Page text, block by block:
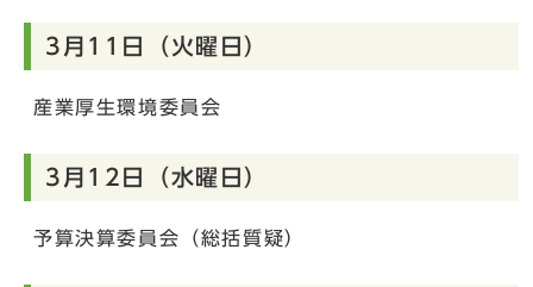
3月11日（火曜日）
産業厚生環境委員会
3月12日（水曜日）
予算決算委員会（総括質疑）